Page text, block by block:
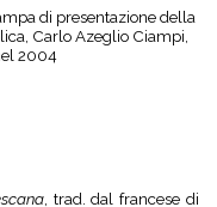
di presentazione della
Carlo Azeglio Ciampi,
2004
, trad. dal francese di